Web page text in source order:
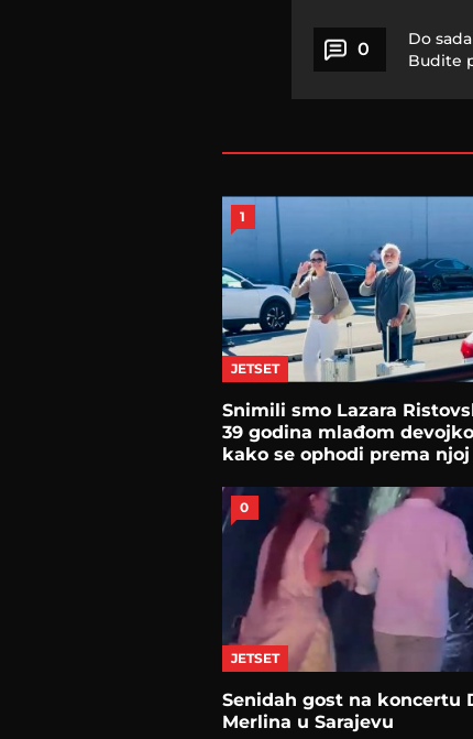
0
Do
Budite
1
JETSET
Snimili smo Lazara
39 godina mlađom
kako se ophodi prema njoj
0
JETSET
Senidah gost na koncertu
Merlina u Sarajevu